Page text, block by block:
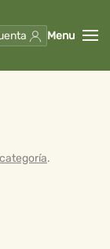
Menu
.